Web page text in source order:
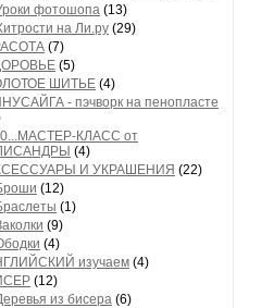
фотошопа (13)
на Ли.ру (29)
(7)
(5)
ШИТЬЕ (4)
- пэчворк на пенопласте
КЛАСС от
(4)
И УКРАШЕНИЯ (22)
(12)
(1)
(9)
(4)
изучаем (4)
(12)
из бисера (6)